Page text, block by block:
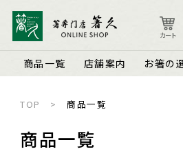
商品一覧 店舗案内 お箸の
カート
カート
TOP 商品一覧
商品一覧